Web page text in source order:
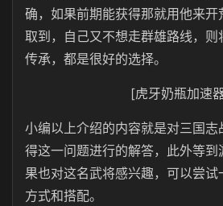
确，如果前期能获得那就用他来开
取到，自己又不想走群雄路线，则
传承，都是很好的选择。
[虎牙奶瓶加速
小编以上介绍的内容就是对三国志
得这一问题进行的解答，此外等到
果也对这名武将感兴趣，可以尝试
方式和搭配。